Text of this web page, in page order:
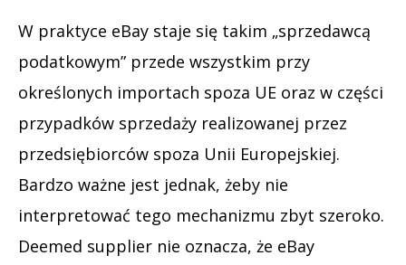
W praktyce eBay staje się takim „sprzedawcą
podatkowym” przede wszystkim przy
określonych importach spoza UE oraz w części
przypadków sprzedaży realizowanej przez
przedsiębiorców spoza Unii Europejskiej.
Bardzo ważne jest jednak, żeby nie
interpretować tego mechanizmu zbyt szeroko.
Deemed supplier nie oznacza, że eBay